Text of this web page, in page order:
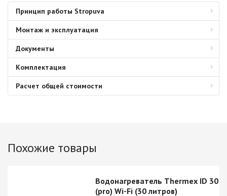
Принцип работы Stropuva
Монтаж и эксплуатация
Документы
Комплектация
Расчет общей стоимости
Похожие товары
Водонагреватель Thermex ID 30 V
(pro) Wi-Fi (30 литров)